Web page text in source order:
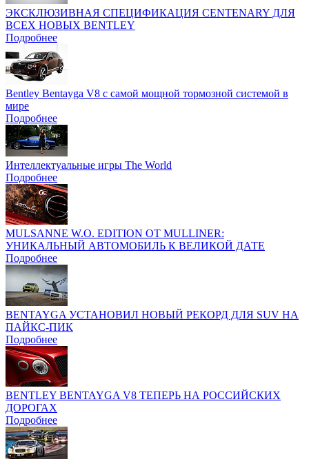
ЭКСКЛЮЗИВНАЯ СПЕЦИФИКАЦИЯ CENTENARY ДЛЯ
ВСЕХ НОВЫХ BENTLEY
Подробнее
Bentley Bentayga V8 с самой мощной тормозной системой в
мире
Подробнее
Интеллектуальные игры The World
Подробнее
MULSANNE W.O. EDITION ОТ MULLINER:
УНИКАЛЬНЫЙ АВТОМОБИЛЬ К ВЕЛИКОЙ ДАТЕ
Подробнее
BENTAYGA УСТАНОВИЛ НОВЫЙ РЕКОРД ДЛЯ SUV НА
ПАЙКС-ПИК
Подробнее
BENTLEY BENTAYGA V8 ТЕПЕРЬ НА РОССИЙСКИХ
ДОРОГАХ
Подробнее